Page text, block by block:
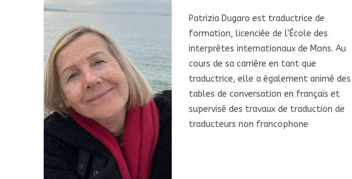
Patrizia Dugaro est traductrice de
formation, licenciée de l’École des
interprètes internationaux de Mons. Au
cours de sa carrière en tant que
traductrice, elle a également animé des
tables de conversation en français et
supervisé des travaux de traduction de
traducteurs non francophone